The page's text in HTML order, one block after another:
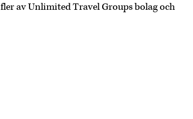
av Unlimited Travel Groups bolag och